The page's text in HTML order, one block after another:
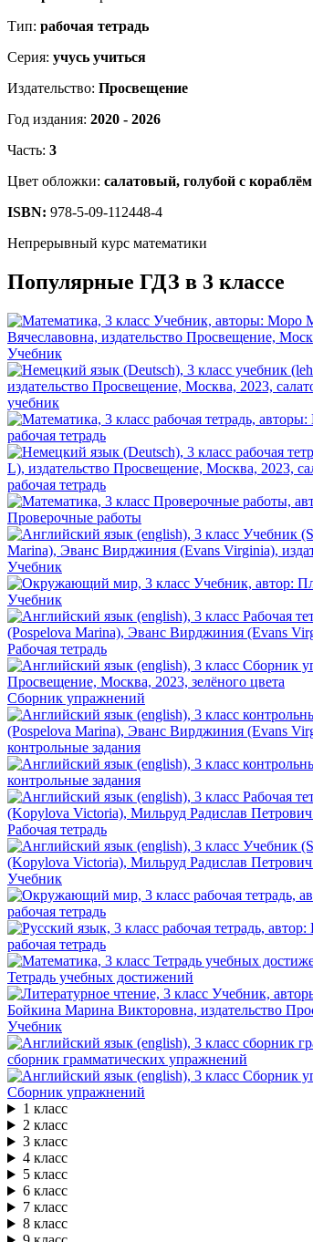
Тип: рабочая тетрадь
Серия: учусь учиться
Издательство: Просвещение
Год издания: 2020 - 2026
Часть: 3
Цвет обложки: салатовый, голубой с кораблём
ISBN: 978-5-09-112448-4
Непрерывный курс математики
Популярные ГДЗ в 3 классе
Учебник
учебник
рабочая тетрадь
рабочая тетрадь
Проверочные работы
Учебник
Учебник
Рабочая тетрадь
Сборник упражнений
контрольные задания
контрольные задания
Рабочая тетрадь
Учебник
рабочая тетрадь
рабочая тетрадь
Тетрадь учебных достижений
Учебник
сборник грамматических упражнений
Сборник упражнений
1 класс
2 класс
3 класс
4 класс
5 класс
6 класс
7 класс
8 класс